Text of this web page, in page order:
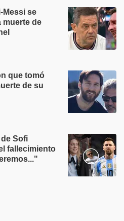
Messi se
muerte de
que tomó
de su
Sofi
fallecimiento